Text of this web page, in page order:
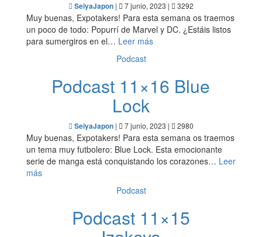
SeiyaJapon | 7 junio, 2023 | 3292
Muy buenas, Expotakers! Para esta semana os traemos
un poco de todo: Popurrí de Marvel y DC. ¿Estáis listos
para sumergiros en el… Leer más
Podcast
Podcast 11×16 Blue
Lock
SeiyaJapon | 7 junio, 2023 | 2980
Muy buenas, Expotakers! Para esta semana os traemos
un tema muy futbolero: Blue Lock. Esta emocionante
serie de manga está conquistando los corazones… Leer
más
Podcast
Podcast 11×15